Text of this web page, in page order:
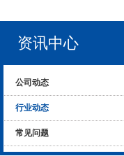
资讯中心
公司动态
行业动态
常见问题